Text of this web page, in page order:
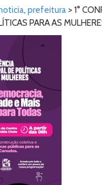
, prefeitura > 1°
PARA AS